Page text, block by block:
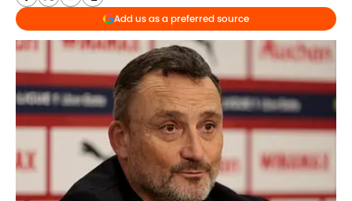
Add us as a preferred source